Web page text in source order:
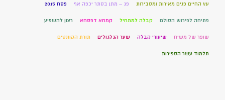
עץ החיים פנים מאירות ומסבירות פג – מתן בסתר יכפה אף פסח 2015
פתיחה לפירוש הסולם קבלה למתחיל קמחא דפסחא רצון להשפיע
שופר של משיח שיעורי קבלה שער הגלגולים תורת הקוונטים
תלמוד עשר הספירות